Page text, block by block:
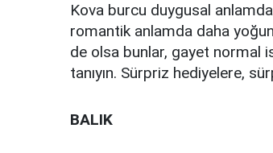
Kova burcu duygusal
romantik anlamda daha
de olsa bunlar, gayet normal
tanıyın. Sürpriz hediyelere,
BALIK